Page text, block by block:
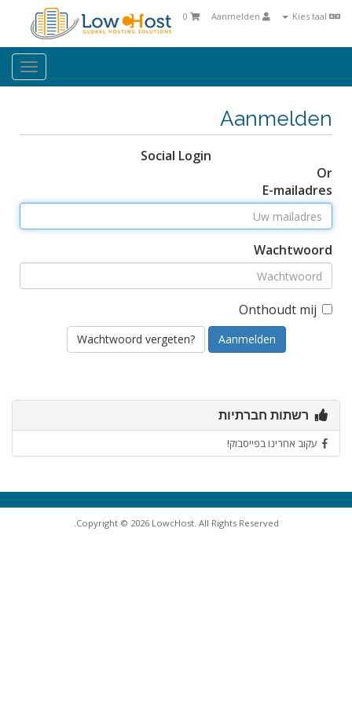
0
Aanmelden
Social Login
Or
E-mailadres
Wachtwoord
Onthoudt mij
Wachtwoord vergeten?
רשתות חברתיות
עקוב אחרינו בפייסבוק!
Copyright © 2026 LowcHost. All Rights Reserved.